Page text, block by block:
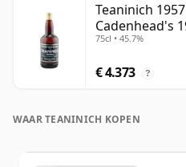
Teaninich
Cadenhead's
75cl • 45.7%
€ 4.373 ?
WAAR TEANINICH KOPEN